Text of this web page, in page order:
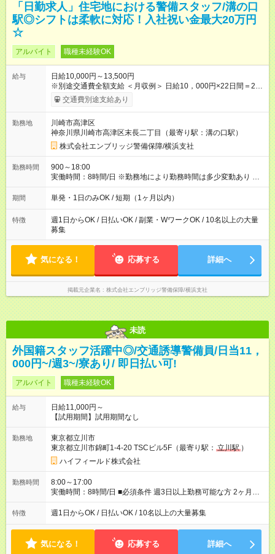
「日勤求人」住宅地における警備スタッフ/溝の口
駅◎シフトは柔軟に対応！入社祝い金最大20万円
☆
アルバイト 職種未経験OK
給与
日給10,000円～13,500円
※別途交通費全額支給 ＜月収例＞ 日給10，000円×22日間＝22
万円 ◆スタートダッシュに 入社祝金最大200，000円を支給！
研修手当(法定研修20時間)：24，500円支給！ ◆昇給あり 資格
用の履歴を提出で、交通費全額支給！ 自動車通勤・バイク通勤
もOK ◆日当保証 たとえ仕事が1時間で終わっても 日当は全額お
支払いします！ 業者さんと協力し合って、早く仕事を終えるほ
ど、お得……！ ◆その他 資格応援手当・隊長手当等 アルバイ
トから社員雇用までのキャリアアップを楽しめるスキームをご
用意しております☆ 【試用期間】試用期間なし
交通費別途支給あり
勤務地
川崎市高津区
神奈川県川崎市高津区末長二丁目（最寄り駅：溝の口駅）
株式会社エンブリッジ警備保障/横浜支社
勤務時間
900～18:00
実働時間：8時間/日 ※勤務地により勤務時間は多少変動あり ◆希
望のシフトで働ける！ 希望の勤務日数がありましたらご相談下
さい。 週1日、月1日～の勤務OKです
期間 単発・1日のみOK / 短期（1ヶ月以内）
特徴
週1日からOK / 日払いOK / 副業・WワークOK / 10名以上の大量
募集
気になる！ 応募する 詳細へ
掲載元企業名 株式会社エンブリッジ警備保障/横浜支社
未読
外国籍スタッフ活躍中◎/交通誘導警備員/日当11，
000円~/週3~/寮あり/ 即日払い可!
アルバイト 職種未経験OK
給与
日給11,000円～
【試用期間】試用期間なし
勤務地
東京都立川市
東京都立川市錦町1-4-20 TSCビル5F（最寄り駅： 立川駅 ）
ハイフィールド株式会社
勤務時間
8:00～17:00
実働時間：8時間/日 ■必須条件 週3日以上勤務可能な方 2ヶ月以
上の勤務が可能な方 ※短期での募集はしておりません
特徴 週1日からOK / 日払いOK / 10名以上の大量募集
気になる！ 応募する 詳細へ